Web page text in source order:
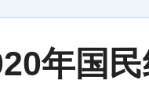
年国